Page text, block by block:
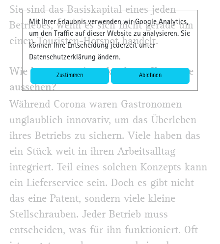
Sie sind das Basiskapital eines jeden
Betriebes, wenn es sich nicht gerade um
einen Touristen-Hotspot handelt.
Wie können weitere konkrete Konzepte
aussehen?
Während Corona waren Gastronomen
unglaublich innovativ, um das Überleben
ihres Betriebs zu sichern. Viele haben das
ein Stück weit in ihren Arbeitsalltag
integriert. Teil eines solchen Konzepts kann
ein Lieferservice sein. Doch es gibt nicht
das eine Patent, sondern viele kleine
Stellschrauben. Jeder Betrieb muss
entscheiden, was für ihn funktioniert. Oft
Mit Ihrer Erlaubnis verwenden wir Google Analytics,
um den Traffic auf dieser Website zu analysieren. Sie
können Ihre Entscheidung jederzeit unter
Datenschutzerklärung ändern.
Zustimmen Ablehnen